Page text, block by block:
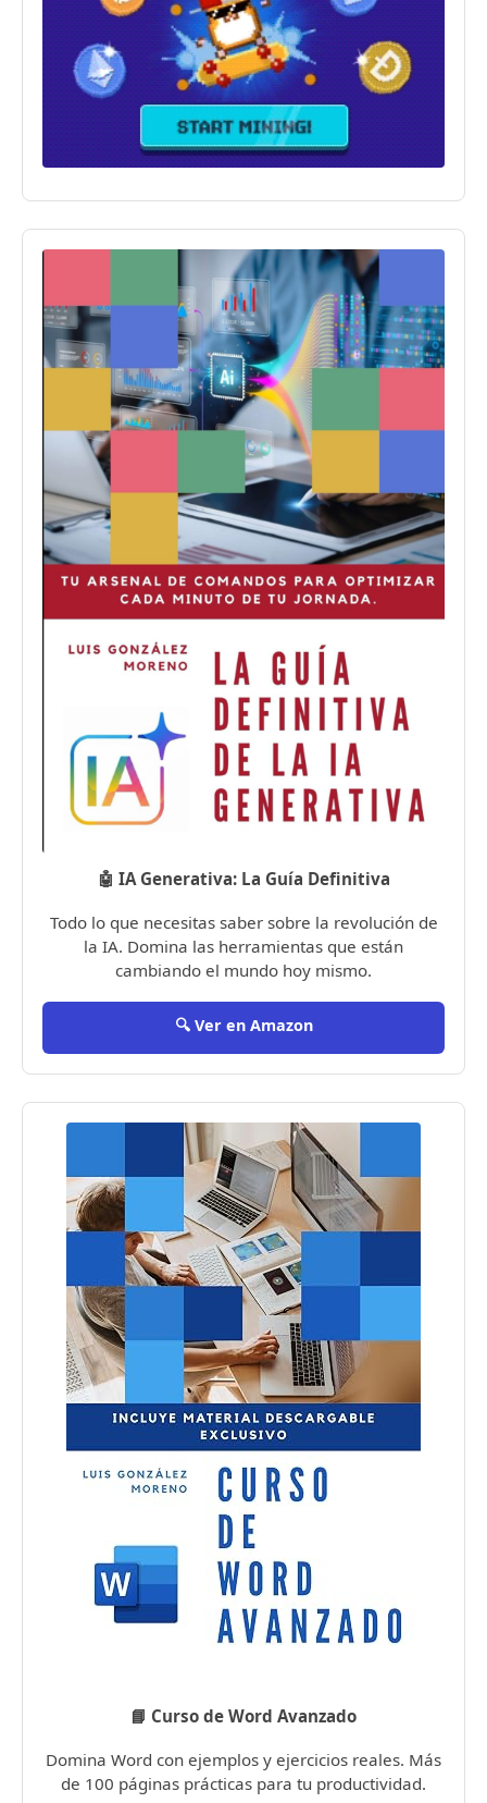
🤖 IA Generativa: La Guía Definitiva
Todo lo que necesitas saber sobre la revolución de
la IA. Domina las herramientas que están
cambiando el mundo hoy mismo.
🔍 Ver en Amazon
📘 Curso de Word Avanzado
Domina Word con ejemplos y ejercicios reales. Más
de 100 páginas prácticas para tu productividad.